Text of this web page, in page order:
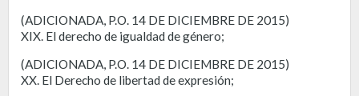
(ADICIONADA, P.O. 14 DE DICIEMBRE DE 2015)
XIX. El derecho de igualdad de género;
(ADICIONADA, P.O. 14 DE DICIEMBRE DE 2015)
XX. El Derecho de libertad de expresión;